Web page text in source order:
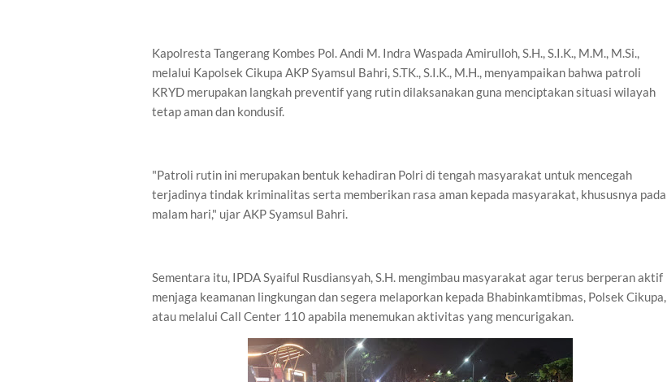
Kapolresta Tangerang Kombes Pol. Andi M. Indra Waspada Amirulloh, S.H., S.I.K., M.M., M.Si.,
melalui Kapolsek Cikupa AKP Syamsul Bahri, S.TK., S.I.K., M.H., menyampaikan bahwa patroli
KRYD merupakan langkah preventif yang rutin dilaksanakan guna menciptakan situasi wilayah
tetap aman dan kondusif.
"Patroli rutin ini merupakan bentuk kehadiran Polri di tengah masyarakat untuk mencegah
terjadinya tindak kriminalitas serta memberikan rasa aman kepada masyarakat, khususnya pada
malam hari," ujar AKP Syamsul Bahri.
Sementara itu, IPDA Syaiful Rusdiansyah, S.H. mengimbau masyarakat agar terus berperan aktif
menjaga keamanan lingkungan dan segera melaporkan kepada Bhabinkamtibmas, Polsek Cikupa,
atau melalui Call Center 110 apabila menemukan aktivitas yang mencurigakan.